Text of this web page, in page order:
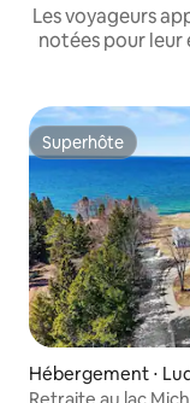
Les voyageurs
notées pour
Superhôte
Superhôte
Hébergement ⋅